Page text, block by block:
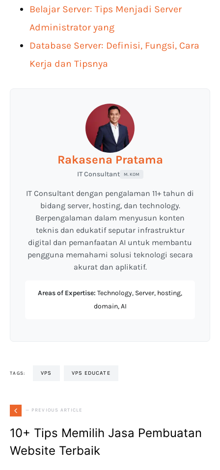
Belajar Server: Tips Menjadi Server
Administrator yang
Database Server: Definisi, Fungsi, Cara
Kerja dan Tipsnya
Rakasena Pratama
IT Consultant M. KOM
IT Consultant dengan pengalaman 11+ tahun di
bidang server, hosting, dan technology.
Berpengalaman dalam menyusun konten
teknis dan edukatif seputar infrastruktur
digital dan pemanfaatan AI untuk membantu
pengguna memahami solusi teknologi secara
akurat dan aplikatif.
Areas of Expertise: Technology, Server, hosting,
domain, AI
TAGS: VPS VPS EDUCATE
— PREVIOUS ARTICLE
10+ Tips Memilih Jasa Pembuatan
Website Terbaik